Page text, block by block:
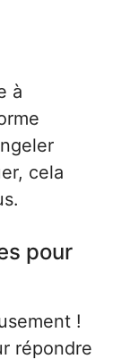
à
cela
pour
!
répondre